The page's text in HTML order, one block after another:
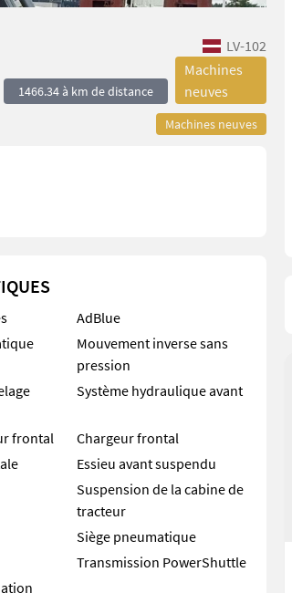
LV-102
1466.34 à km de distance
Machines
neuves
Machines neuves
AdBlue
Mouvement inverse sans
pression
Système hydraulique avant
frontal
Chargeur frontal
Essieu avant suspendu
Suspension de la cabine de
tracteur
Siège pneumatique
Transmission PowerShuttle